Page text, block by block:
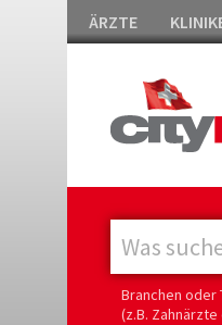
ÄRZTE
Branchen oder
(z.B.